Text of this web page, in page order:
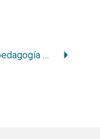
Sofropedagogía pediátrica